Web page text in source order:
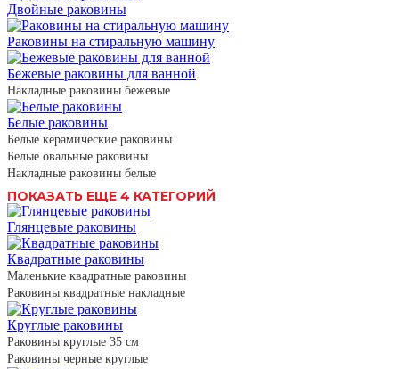
Двойные раковины
Раковины на стиральную машину
Бежевые раковины для ванной
Накладные раковины бежевые
Белые раковины
Белые керамические раковины
Белые овальные раковины
Накладные раковины белые
ПОКАЗАТЬ ЕЩЕ 4 КАТЕГОРИЙ
Глянцевые раковины
Квадратные раковины
Маленькие квадратные раковины
Раковины квадратные накладные
Круглые раковины
Раковины круглые 35 см
Раковины черные круглые